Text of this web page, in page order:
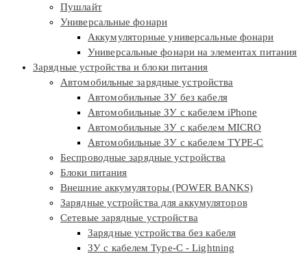
Пушлайт
Универсальные фонари
Аккумуляторные универсальные фонари
Универсальные фонари на элементах питания
Зарядные устройства и блоки питания
Автомобильные зарядные устройства
Автомобильные ЗУ без кабеля
Автомобильные ЗУ с кабелем iPhone
Автомобильные ЗУ с кабелем MICRO
Автомобильные ЗУ с кабелем TYPE-C
Беспроводные зарядные устройства
Блоки питания
Внешние аккумуляторы (POWER BANKS)
Зарядные устройства для аккумуляторов
Сетевые зарядные устройства
Зарядные устройства без кабеля
ЗУ с кабелем Type-C - Lightning